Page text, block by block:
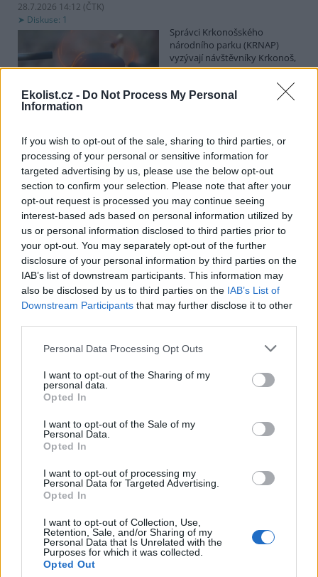
Ekolist.cz - Do Not Process My Personal
Information
If you wish to opt-out of the sale, sharing to third parties, or
processing of your personal or sensitive information for
targeted advertising by us, please use the below opt-out
section to confirm your selection. Please note that after your
opt-out request is processed you may continue seeing
interest-based ads based on personal information utilized by
us or personal information disclosed to third parties prior to
your opt-out. You may separately opt-out of the further
disclosure of your personal information by third parties on the
IAB’s list of downstream participants. This information may
also be disclosed by us to third parties on the IAB’s List of
Downstream Participants that may further disclose it to other
Personal Data Processing Opt Outs
I want to opt-out of the Sharing of my
personal data.
Opted In
I want to opt-out of the Sale of my
Personal Data.
Opted In
I want to opt-out of processing my
Personal Data for Targeted Advertising.
Opted In
I want to opt-out of Collection, Use,
Retention, Sale, and/or Sharing of my
Personal Data that Is Unrelated with the
Purposes for which it was collected.
Opted Out
28.7.2026 14:12 (ČTK)
Diskuse: 1
Správci Krkonošského
národního parku (KRNAP)
vyzývají návštěvníky Krkonoš,
aby ihned hlásili jakýkoli
zárodek možného požáru.
Varovali také před zapalováním svíček u pomníků či božích muk
nebo před používáním přenosných vařičů v přírodě. Riziko vzniku
Radek Drahný. Podle meteorologů přichází další vlna veder, od
čtvrtka se budou teploty blížit 40 stupňům Celsia. Teplo bude i na
horách, pršet nemá.
Lvice Elsa, kterou stát zabavil Vémolovi, bude mít nový
domov v Nizozemsku
28.7.2026 14:03 ( ČTK)
Lvice Elsa, kterou na začátku
června ministerstvo životního
prostředí (MŽP) zabavilo z
nelegálního chovu zápasníka
Karlose Vémoly, najde nový
domov v Nizozemsku. Z dočasného azylu v liberecké zoologické
Tajmira a lva Mera, kteří také pocházejí z nevyhovujících
soukromých chovů v České republice.
Rybářství Litomyšl kvůli suchu muselo slovit několik
28.7.2026 10:40 (ČTK)
Diskuse: 3
nedostatku vody předčasně
slovit pět rybníků. U dalších
pokračujícím poklesu hladiny bude nutné rovněž přistoupit k
výlovu. Letos je většina rybníků bez běžného přítoku vody, což
situaci zhoršuje. ČTK to řekl ředitel Rybářství Litomyšl Michal
Brychta.